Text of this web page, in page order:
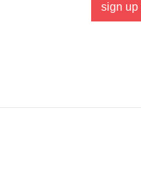
sign up